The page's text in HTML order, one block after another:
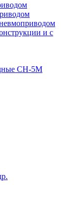
и с
СН-5М